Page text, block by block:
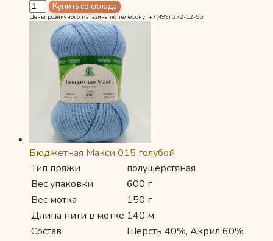
Цены розничного магазина по телефону: +7(499) 272-12-55
Бюджетная Макси 015 голубой
Тип пряжи
полушерстяная
Вес упаковки
600 г
Вес мотка
150 г
Длина нити в мотке 140 м
Состав
Шерсть 40%, Акрил 60%